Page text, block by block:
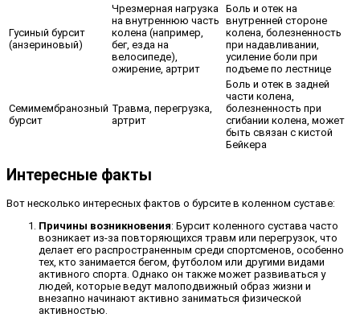
Гусиный бурсит
(анзериновый)
Чрезмерная нагрузка
на внутреннюю часть
колена (например,
бег, езда на
велосипеде),
ожирение, артрит
Боль и отек на
внутренней стороне
колена, болезненность
при надавливании,
усиление боли при
подъеме по лестнице
Семимембранозный
бурсит
Травма, перегрузка,
артрит
Боль и отек в задней
части колена,
болезненность при
сгибании колена, может
быть связан с кистой
Бейкера
Интересные факты
Вот несколько интересных фактов о бурсите в коленном суставе:
Причины возникновения: Бурсит коленного сустава часто
возникает из-за повторяющихся травм или перегрузок, что
делает его распространенным среди спортсменов, особенно
тех, кто занимается бегом, футболом или другими видами
активного спорта. Однако он также может развиваться у
людей, которые ведут малоподвижный образ жизни и
внезапно начинают активно заниматься физической
активностью.